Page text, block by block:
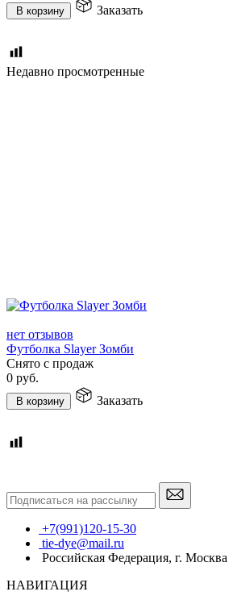
В корзину Заказать
Недавно просмотренные
нет отзывов
Футболка Slayer Зомби
Снято с продаж
0 руб.
В корзину Заказать
+7(991)120-15-30
tie-dye@mail.ru
Российская Федерация, г. Москва
НАВИГАЦИЯ